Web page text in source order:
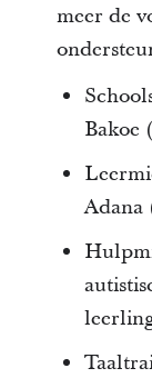
meer de
Bakoe
Adana